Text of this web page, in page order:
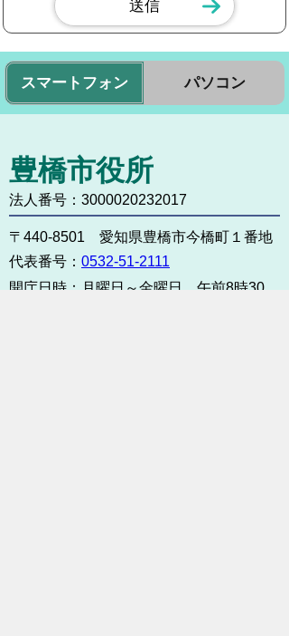
スマートフォン パソコン
豊橋市役所
法人番号：3000020232017
〒440-8501 愛知県豊橋市今橋町１番地
代表番号： 0532-51-2111
開庁日時：
月曜日～金曜日 午前8時30